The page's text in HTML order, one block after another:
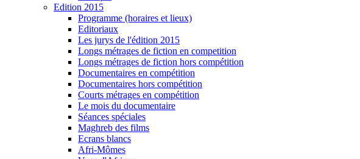
Edition 2015
Programme (horaires et lieux)
Editoriaux
Les jurys de l'édition 2015
Longs métrages de fiction en competition
Longs métrages de fiction hors compétition
Documentaires en compétition
Documentaires hors compétition
Courts métrages en compétition
Le mois du documentaire
Séances spéciales
Maghreb des films
Ecrans blancs
Afri-Mômes